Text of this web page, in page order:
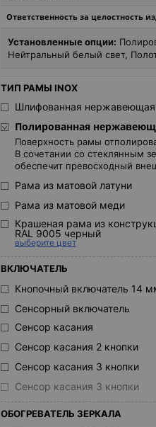
Ответственность за целостность
Установленные опции:
Нейтральный белый свет,
ТИП РАМЫ INOX
Шлифованная
Полированная
Поверхность рамы
В сочетании со стеклянным
обеспечит превосходный
Рама из матовой латуни
Рама из матовой меди
Крашеная рама из
RAL 9005 черный
выберите цвет
ВКЛЮЧАТЕЛЬ
Кнопочный включатель 14
Сенсорный включатель
Сенсор касания
Сенсор касания 2 кнопки
Сенсор касания 3 кнопки
Сенсор касания 3 кнопки
ОБОГРЕВАТЕЛЬ ЗЕРКАЛА